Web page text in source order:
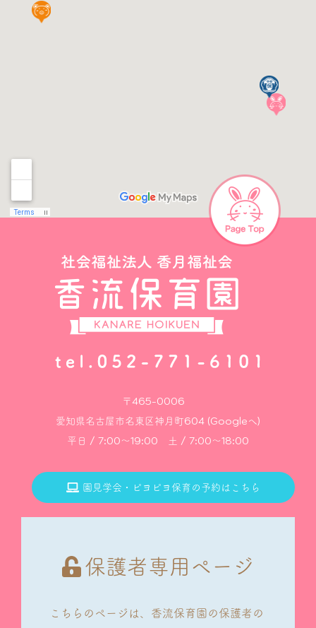
〒465-0006
愛知県名古屋市名東区神月町604 (Googleへ)
平日 / 7:00～19:00 土 / 7:00～18:00
園見学会・ピヨピヨ保育の予約はこちら
保護者専用ページ
こちらのページは、香流保育園の保護者の